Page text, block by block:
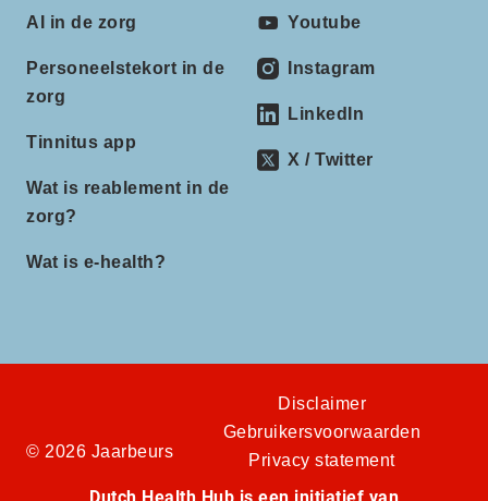
AI in de zorg
Personeelstekort in de
zorg
Tinnitus app
Wat is reablement in de
zorg?
Wat is e-health?
Youtube
Instagram
LinkedIn
X / Twitter
© 2026 Jaarbeurs
Disclaimer
Gebruikersvoorwaarden
Privacy statement